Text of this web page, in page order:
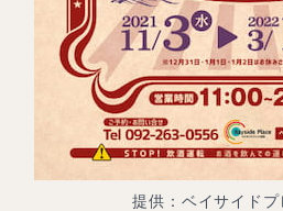
提供：ベイサイドプ